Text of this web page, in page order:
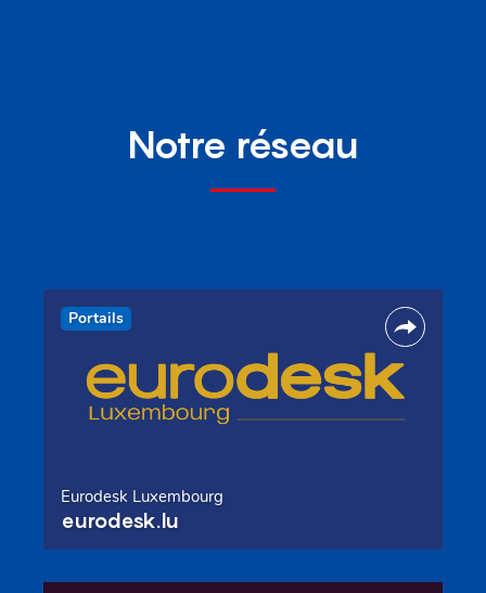
Notre réseau
Portails
Eurodesk Luxembourg
eurodesk.lu